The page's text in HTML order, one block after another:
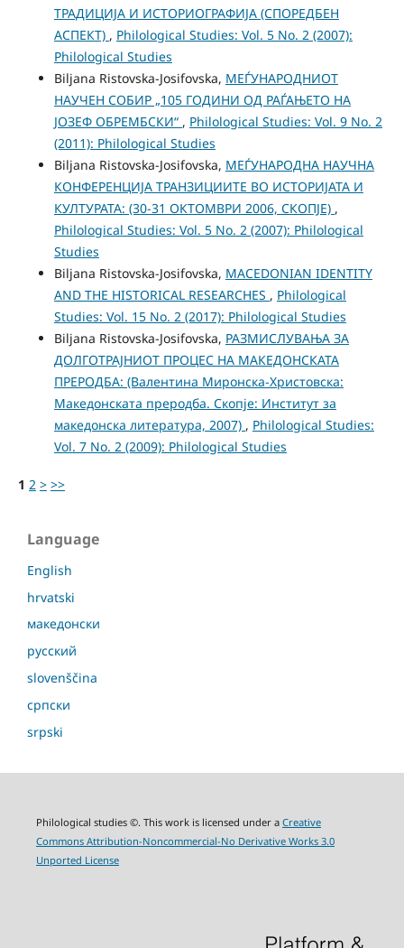
ТРАДИЦИЈА И ИСТОРИОГРАФИЈА (СПОРЕДБЕН
АСПЕКТ) , Philological Studies: Vol. 5 No. 2 (2007):
Philological Studies
Biljana Ristovska-Josifovska, МЕЃУНАРОДНИОТ
НАУЧЕН СОБИР „105 ГОДИНИ ОД РАЃАЊЕТО НА
ЈОЗЕФ ОБРЕMБСКИ“ , Philological Studies: Vol. 9 No. 2
(2011): Philological Studies
Biljana Ristovska-Josifovska, МЕЃУНАРОДНА НАУЧНА
КОНФЕРЕНЦИЈА ТРАНЗИЦИИТЕ ВО ИСТОРИЈАТА И
КУЛТУРАТА: (30-31 ОКТОМВРИ 2006, СКОПЈЕ) ,
Philological Studies: Vol. 5 No. 2 (2007): Philological
Studies
Biljana Ristovska-Josifovska, MACEDONIAN IDENTITY
AND THE HISTORICAL RESEARCHES , Philological
Studies: Vol. 15 No. 2 (2017): Philological Studies
Biljana Ristovska-Josifovska, РАЗМИСЛУВАЊА ЗА
ДОЛГОТРАЈНИОТ ПРОЦЕС НА МАКЕДОНСКАТА
ПРЕРОДБА: (Валентина Миронска-Христовска:
Македонската преродба. Скопје: Институт за
македонска литература, 2007) , Philological Studies:
Vol. 7 No. 2 (2009): Philological Studies
1 2 > >>
Language
English
hrvatski
македонски
русский
slovenščina
српски
srpski
Philological studies ©. This work is licensed under a Creative
Commons Attribution-Noncommercial-No Derivative Works 3.0
Unported License